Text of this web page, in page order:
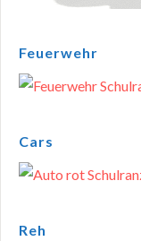
Feuerwehr
Cars
Reh